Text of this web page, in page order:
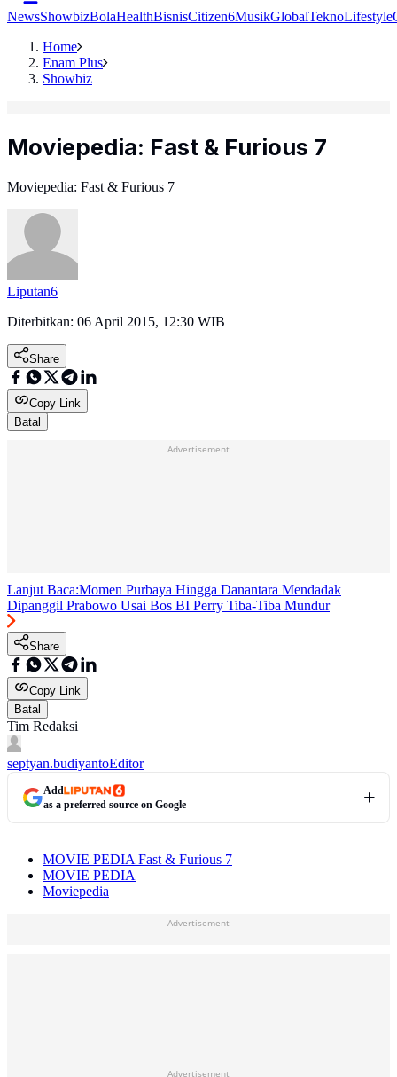
NewsShowbizBolaHealthBisnisCitizen6MusikGlobalTeknoLifestyle
Home
Enam Plus
Showbiz
Moviepedia: Fast & Furious 7
Moviepedia: Fast & Furious 7
Liputan6
Diterbitkan: 06 April 2015, 12:30 WIB
Share
Copy Link
Batal
Advertisement
Lanjut Baca:Momen Purbaya Hingga Danantara Mendadak
Dipanggil Prabowo Usai Bos BI Perry Tiba-Tiba Mundur
Share
Copy Link
Batal
Tim Redaksi
septyan.budiyantoEditor
Add
as a preferred source on Google
MOVIE PEDIA Fast & Furious 7
MOVIE PEDIA
Moviepedia
Advertisement
Advertisement